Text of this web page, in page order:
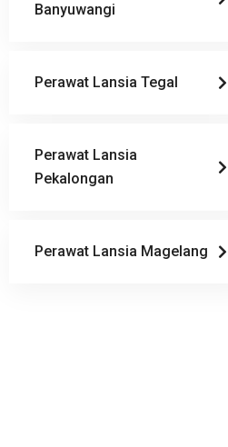
Banyuwangi
Perawat Lansia Tegal
Perawat Lansia
Pekalongan
Perawat Lansia Magelang